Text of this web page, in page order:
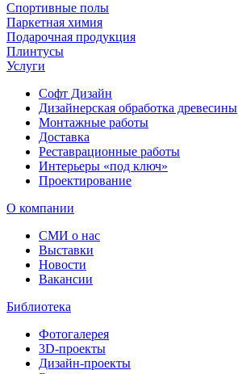
Спортивные полы
Паркетная химия
Подарочная продукция
Плинтусы
Услуги
Софт Дизайн
Дизайнерская обработка древесины
Монтажные работы
Доставка
Реставрационные работы
Интерьеры «под ключ»
Проектирование
О компании
СМИ о нас
Выставки
Новости
Вакансии
Библиотека
Фотогалерея
3D-проекты
Дизайн-проекты